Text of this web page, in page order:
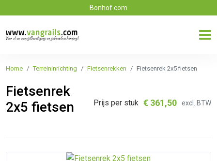
Bonhof.com
Home Terreininrichting Fietsenrekken Fietsenrek 2x5 fietsen
Fietsenrek
2x5 fietsen
Prijs per stuk € 361,50 excl. BTW